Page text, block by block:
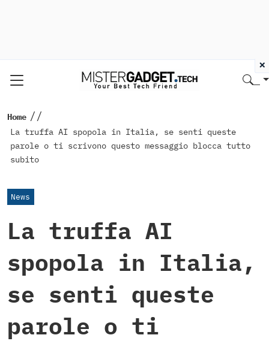
Home //
La truffa AI spopola in Italia, se senti queste
parole o ti scrivono questo messaggio blocca tutto
subito
News
La truffa AI
spopola in Italia,
se senti queste
parole o ti
×